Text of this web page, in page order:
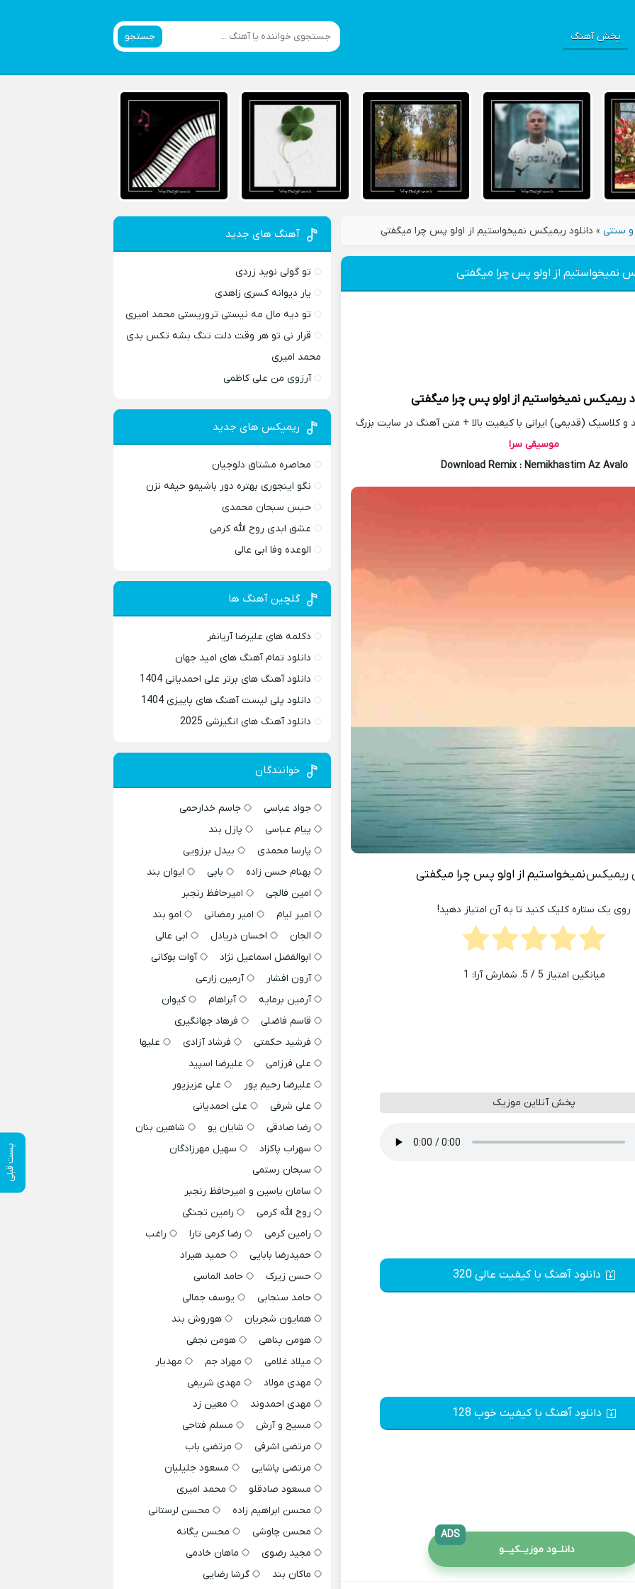
پخش آهنگ جستجو
سنتی » دانلود ریمیکس نمیخواستیم از اولو پس چرا میگفتی
پست قبلی
نمیخواستیم از اولو پس چرا میگفتی
ریمیکس نمیخواستیم از اولو پس چرا میگفتی
کلاسیک (قدیمی) ایرانی با کیفیت بالا + متن آهنگ در سایت بزرگ
موسیقی سرا
Download Remix : Nemikhastim Az Avalo
ریمیکسنمیخواستیم از اولو پس چرا میگفتی
روی یک ستاره کلیک کنید تا به آن امتیاز دهید!
میانگین امتیاز 5 / 5. شمارش آرا: 1
پخش آنلاین موزیک
دانلود آهنگ با کیفیت عالی 320
دانلود آهنگ با کیفیت خوب 128
دانلــود موزیــکیـــو
ADS
آهنگ های جدید
تو گولی نوید زردی
یار دیوانه کسری زاهدی
تو دیه مال مه نیستی تروریستی محمد امیری
قرار نی تو هر وقت دلت تنگ بشه تکس بدی
محمد امیری
آرزوی من علی کاظمی
ریمیکس های جدید
محاصره مشتاق دلوجیان
نگو اینجوری بهتره دور باشیمو حیفه نزن
حبس سبحان محمدی
عشق ابدی روح الله کرمی
الوعده وفا ابی عالی
گلچین آهنگ ها
دکلمه های علیرضا آریانفر
دانلود تمام آهنگ های امید جهان
دانلود آهنگ های برتر علی احمدیانی 1404
دانلود پلی لیست آهنگ های پاییزی 1404
دانلود آهنگ های انگیزشی 2025
خوانندگان
جواد عباسی
جاسم خدارحمی
پیام عباسی
پازل بند
پارسا محمدی
بیدل برزویی
بهنام حسن زاده
بابی
ایوان بند
امین فالجی
امیرحافظ رنجبر
امیر لیام
امیر رمضانی
امو بند
الجان
احسان دریادل
ابی عالی
ابوالفضل اسماعیل نژاد
آوات بوکانی
آرون افشار
آرمین زارعی
آرمین برمایه
آبراهام
کیوان
قاسم فاضلی
فرهاد جهانگیری
فرشید حکمتی
فرشاد آزادی
علیها
علی فرزامی
علیرضا اسپید
علیرضا رحیم پور
علی عزیزپور
علی شرفی
علی احمدیانی
رضا صادقی
شایان یو
شاهین بنان
سهراب پاکزاد
سهیل مهرزادگان
سبحان رستمی
سامان یاسین و امیرحافظ رنجبر
روح الله کرمی
رامین تجنگی
رامین کرمی
رضا کرمی تارا
راغب
حمیدرضا بابایی
حمید هیراد
حسن زیرک
حامد الماسی
حامد سنجابی
یوسف جمالی
همایون شجریان
هوروش بند
هومن پناهی
هومن نجفی
میلاد غلامی
مهراد جم
مهدیار
مهدی مولاد
مهدی شریفی
مهدی احمدوند
معین زد
مسیح و آرش
مسلم فتاحی
مرتضی اشرفی
مرتضی باب
مرتضی پاشایی
مسعود جلیلیان
مسعود صادقلو
محمد امیری
محسن ابراهیم زاده
محسن لرستانی
محسن چاوشی
محسن یگانه
مجید رضوی
ماهان خادمی
ماکان بند
گرشا رضایی